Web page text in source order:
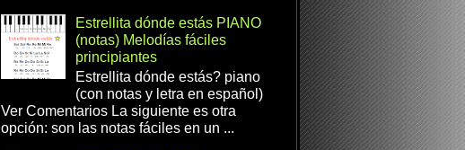
Estrellita dónde estás PIANO
(notas) Melodías fáciles
principiantes
Estrellita dónde estás? piano
(con notas y letra en español)
Ver Comentarios La siguiente es otra
opción: son las notas fáciles en un ...